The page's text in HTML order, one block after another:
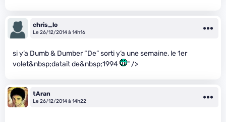
chris_lo
Le 26/12/2014 à 14h16
si y’a Dumb & Dumber “De” sorti y’a une semaine, le 1er
volet&nbsp;datait de&nbsp;1994
" />
tAran
Le 26/12/2014 à 14h22